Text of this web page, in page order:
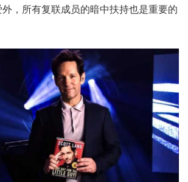
，所有复联成员的暗中扶持也是重要的